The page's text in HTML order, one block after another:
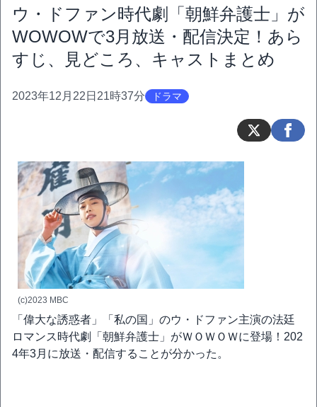
ウ・ドファン時代劇「朝鮮弁護士」が
WOWOWで3月放送・配信決定！あら
すじ、見どころ、キャストまとめ
2023年12月22日21時37分 ドラマ
(c)2023 MBC
「偉大な誘惑者」「私の国」のウ・ドファン主演の法廷
ロマンス時代劇「朝鮮弁護士」がＷＯＷＯＷに登場！202
4年3月に放送・配信することが分かった。